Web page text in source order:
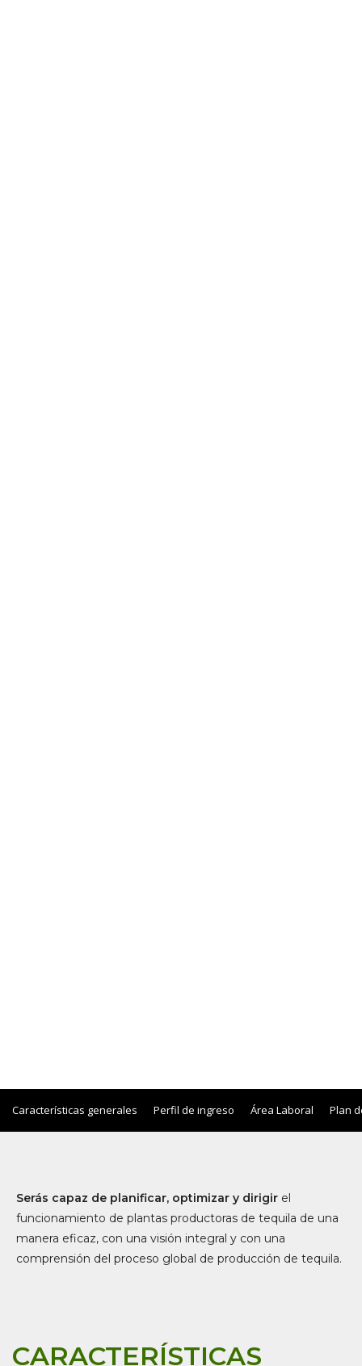
Características generales Perfil de ingreso Área Laboral Plan
Serás capaz de planificar, optimizar y dirigir el
funcionamiento de plantas productoras de tequila de una
manera eficaz, con una visión integral y con una
comprensión del proceso global de producción de tequila.
CARACTERÍSTICAS